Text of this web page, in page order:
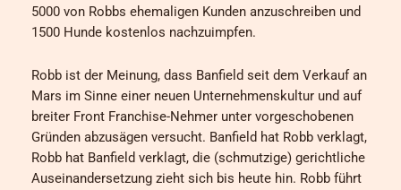
5000 von Robbs ehemaligen Kunden anzuschreiben und
1500 Hunde kostenlos nachzuimpfen.
Robb ist der Meinung, dass Banfield seit dem Verkauf an
Mars im Sinne einer neuen Unternehmenskultur und auf
breiter Front Franchise-Nehmer unter vorgeschobenen
Gründen abzusägen versucht. Banfield hat Robb verklagt,
Robb hat Banfield verklagt, die (schmutzige) gerichtliche
Auseinandersetzung zieht sich bis heute hin. Robb führt